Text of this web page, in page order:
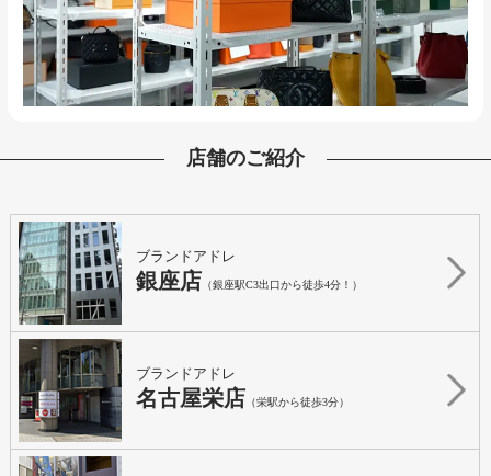
店舗のご紹介
ブランドアドレ
銀座店 （銀座駅C3出口から徒歩4分！）
ブランドアドレ
名古屋栄店 （栄駅から徒歩3分）